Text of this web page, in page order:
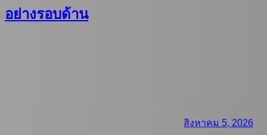
อย่างรอบด้าน
สิงหาคม 5, 2026